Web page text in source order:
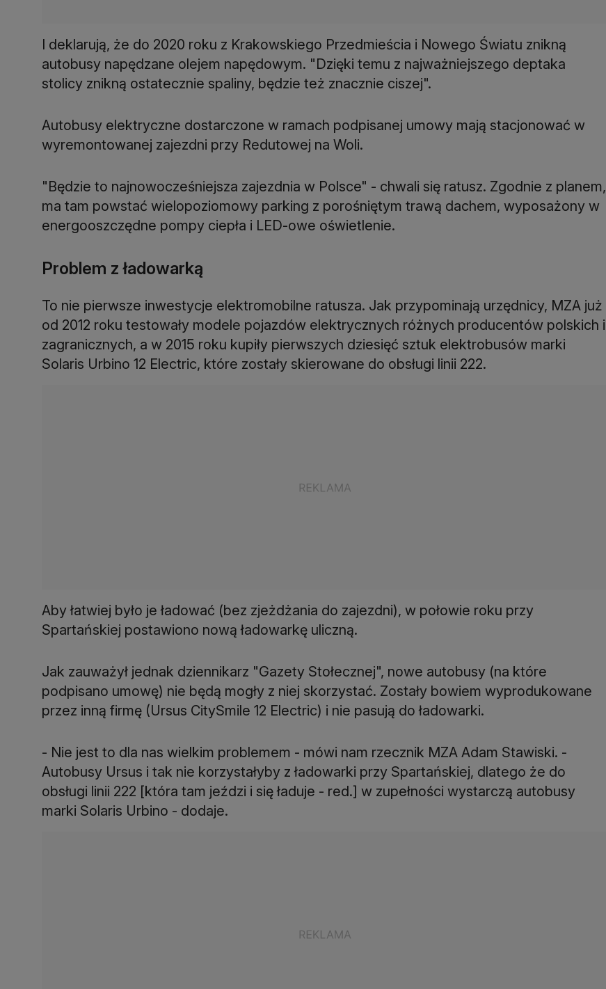
I deklarują, że do 2020 roku z Krakowskiego Przedmieścia i Nowego Światu znikną
autobusy napędzane olejem napędowym. "Dzięki temu z najważniejszego deptaka
stolicy znikną ostatecznie spaliny, będzie też znacznie ciszej".
Autobusy elektryczne dostarczone w ramach podpisanej umowy mają stacjonować w
wyremontowanej zajezdni przy Redutowej na Woli.
"Będzie to najnowocześniejsza zajezdnia w Polsce" - chwali się ratusz. Zgodnie z planem,
ma tam powstać wielopoziomowy parking z porośniętym trawą dachem, wyposażony w
energooszczędne pompy ciepła i LED-owe oświetlenie.
Problem z ładowarką
To nie pierwsze inwestycje elektromobilne ratusza. Jak przypominają urzędnicy, MZA już
od 2012 roku testowały modele pojazdów elektrycznych różnych producentów polskich i
zagranicznych, a w 2015 roku kupiły pierwszych dziesięć sztuk elektrobusów marki
Solaris Urbino 12 Electric, które zostały skierowane do obsługi linii 222.
Aby łatwiej było je ładować (bez zjeżdżania do zajezdni), w połowie roku przy
Spartańskiej postawiono nową ładowarkę uliczną.
Jak zauważył jednak dziennikarz "Gazety Stołecznej", nowe autobusy (na które
podpisano umowę) nie będą mogły z niej skorzystać. Zostały bowiem wyprodukowane
przez inną firmę (Ursus CitySmile 12 Electric) i nie pasują do ładowarki.
- Nie jest to dla nas wielkim problemem - mówi nam rzecznik MZA Adam Stawiski. -
Autobusy Ursus i tak nie korzystałyby z ładowarki przy Spartańskiej, dlatego że do
obsługi linii 222 [która tam jeździ i się ładuje - red.] w zupełności wystarczą autobusy
marki Solaris Urbino - dodaje.